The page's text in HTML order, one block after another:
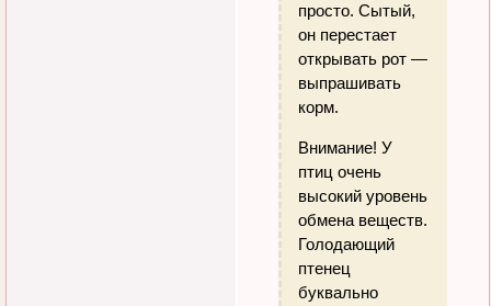
просто. Сытый,
он перестает
открывать рот —
выпрашивать
корм.
Внимание! У
птиц очень
высокий уровень
обмена веществ.
Голодающий
птенец
буквально